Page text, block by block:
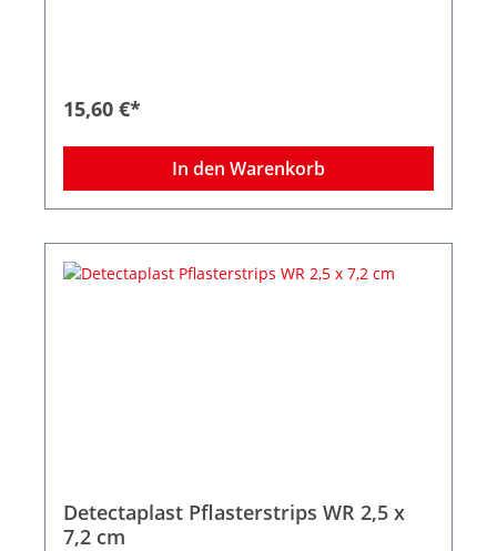
15,60 €*
In den Warenkorb
Detectaplast Pflasterstrips WR 2,5 x
7,2 cm